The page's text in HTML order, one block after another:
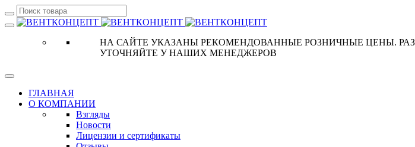
НА САЙТЕ УКАЗАНЫ РЕКОМЕНДОВАННЫЕ РОЗНИЧНЫЕ ЦЕНЫ.
УТОЧНЯЙТЕ У НАШИХ МЕНЕДЖЕРОВ
ГЛАВНАЯ
О КОМПАНИИ
Взгляды
Новости
Лицензии и сертификаты